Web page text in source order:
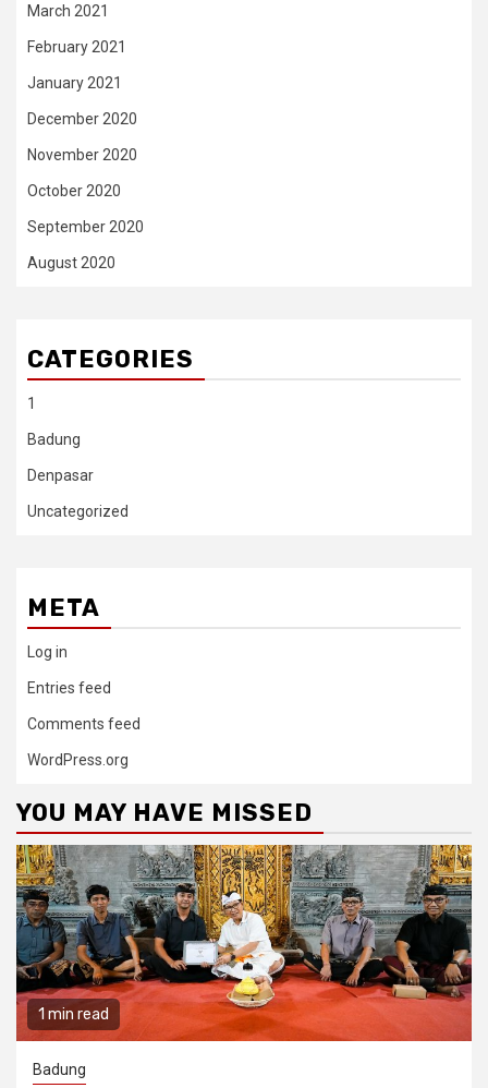
March 2021
February 2021
January 2021
December 2020
November 2020
October 2020
September 2020
August 2020
CATEGORIES
1
Badung
Denpasar
Uncategorized
META
Log in
Entries feed
Comments feed
WordPress.org
YOU MAY HAVE MISSED
1 min read
Badung